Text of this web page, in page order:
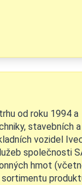
od roku 1994 a
stavebních a
vozidel
společnosti
hmot